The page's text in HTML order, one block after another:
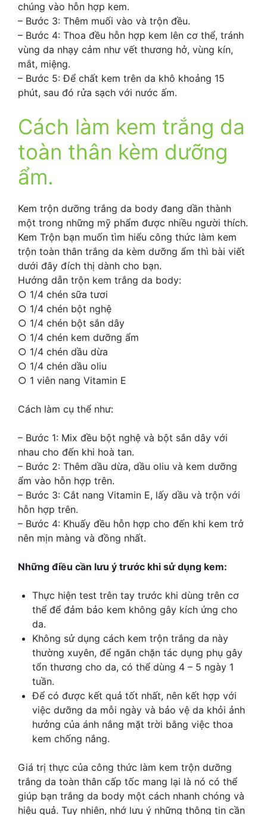
chúng vào hỗn hợp kem.
– Bước 3: Thêm muối vào và trộn đều.
– Bước 4: Thoa đều hỗn hợp kem lên cơ thể, tránh
vùng da nhạy cảm như vết thương hở, vùng kín,
mắt, miệng.
– Bước 5: Để chất kem trên da khô khoảng 15
phút, sau đó rửa sạch với nước ấm.
Cách làm kem trắng da
toàn thân kèm dưỡng
ẩm.
Kem trộn dưỡng trắng da body đang dần thành
một trong những mỹ phẩm được nhiều người thích.
Kem Trộn bạn muốn tìm hiểu công thức làm kem
trộn toàn thân trắng da kèm dưỡng ẩm thì bài viết
dưới đây đích thị dành cho bạn.
Hướng dẫn trộn kem trắng da body:
○ 1/4 chén sữa tươi
○ 1/4 chén bột nghệ
○ 1/4 chén bột sắn dây
○ 1/4 chén kem dưỡng ẩm
○ 1/4 chén dầu dừa
○ 1/4 chén dầu oliu
○ 1 viên nang Vitamin E
Cách làm cụ thể như:
– Bước 1: Mix đều bột nghệ và bột sắn dây với
nhau cho đến khi hoà tan.
– Bước 2: Thêm dầu dừa, dầu oliu và kem dưỡng
ẩm vào hỗn hợp trên.
– Bước 3: Cắt nang Vitamin E, lấy dầu và trộn với
hỗn hợp trên.
– Bước 4: Khuấy đều hỗn hợp cho đến khi kem trở
nên mịn màng và đồng nhất.
Những điều cần lưu ý trước khi sử dụng kem:
Thực hiện test trên tay trước khi dùng trên cơ
thể để đảm bảo kem không gây kích ứng cho
da.
Không sử dụng cách kem trộn trắng da này
thường xuyên, để ngăn chặn tác dụng phụ gây
tổn thương cho da, có thể dùng 4 – 5 ngày 1
tuần.
Để có được kết quả tốt nhất, nên kết hợp với
việc dưỡng da mỗi ngày và bảo vệ da khỏi ảnh
hưởng của ánh nắng mặt trời bằng việc thoa
kem chống nắng.
Giá trị thực của công thức làm kem trộn dưỡng
trắng da toàn thân cấp tốc mang lại là nó có thể
giúp bạn trắng da body một cách nhanh chóng và
hiệu quả. Tuy nhiên, nhớ lưu ý những thông tin cần